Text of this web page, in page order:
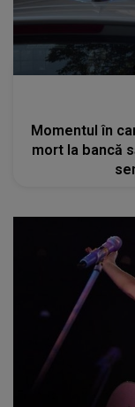
Momentul în
mort la bancă